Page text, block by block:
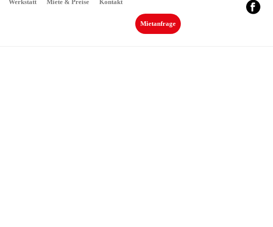
Werkstatt Miete & Preise Kontakt
Mietanfrage